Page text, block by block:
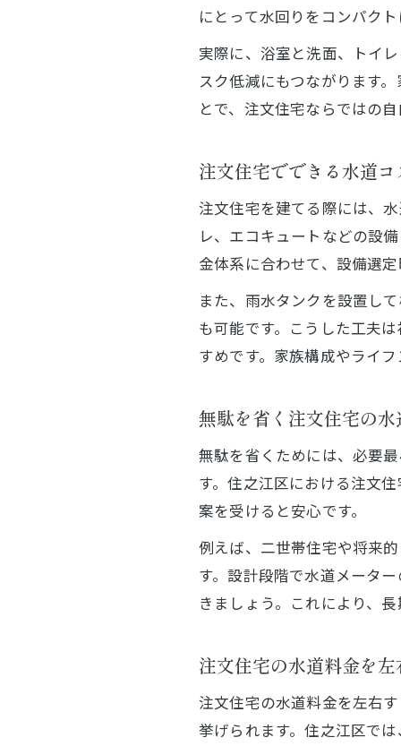
にとって水回りをコンパク
実際に、浴室と洗面、トイ
スク低減にもつながります
とで、注文住宅ならではの
注文住宅でできる水道
注文住宅を建てる際には、
レ、エコキュートなどの設
金体系に合わせて、設備選
また、雨水タンクを設置し
も可能です。こうした工夫
すめです。家族構成やライ
無駄を省く注文住宅の
無駄を省くためには、必要
す。住之江区における注文
案を受けると安心です。
例えば、二世帯住宅や将来
す。設計段階で水道メータ
きましょう。これにより、
注文住宅の水道料金を
注文住宅の水道料金を左右
挙げられます。住之江区で